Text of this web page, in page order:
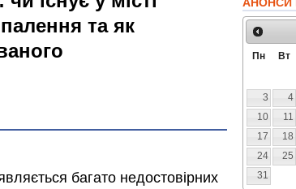
та як
багато недостовірних
Пн Вт
3
4
10
11
17
18
24
25
31